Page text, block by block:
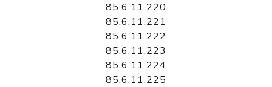
85.6.11.220
85.6.11.221
85.6.11.222
85.6.11.223
85.6.11.224
85.6.11.225